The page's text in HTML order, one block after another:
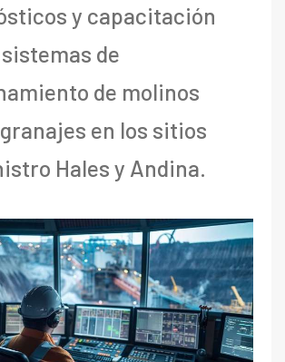
y capacitación
de
de molinos
en los sitios
Hales y Andina.